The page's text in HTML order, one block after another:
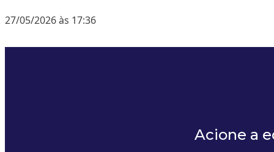
27/05/2026 às 17:36
Acione a